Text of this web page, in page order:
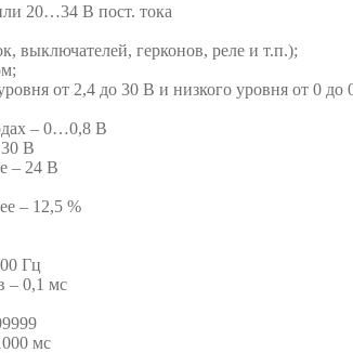
20…34 В пост. тока
выключателей, герконов, реле и т.п.);
от 2,4 до 30 В и низкого уровня от 0 до
– 0…0,8 В
В
– 24 В
– 12,5 %
Гц
– 0,1 мс
мс